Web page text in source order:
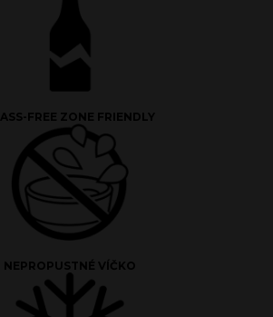
FREE ZONE FRIENDLY
NEPROPUSTNÉ VÍČKO